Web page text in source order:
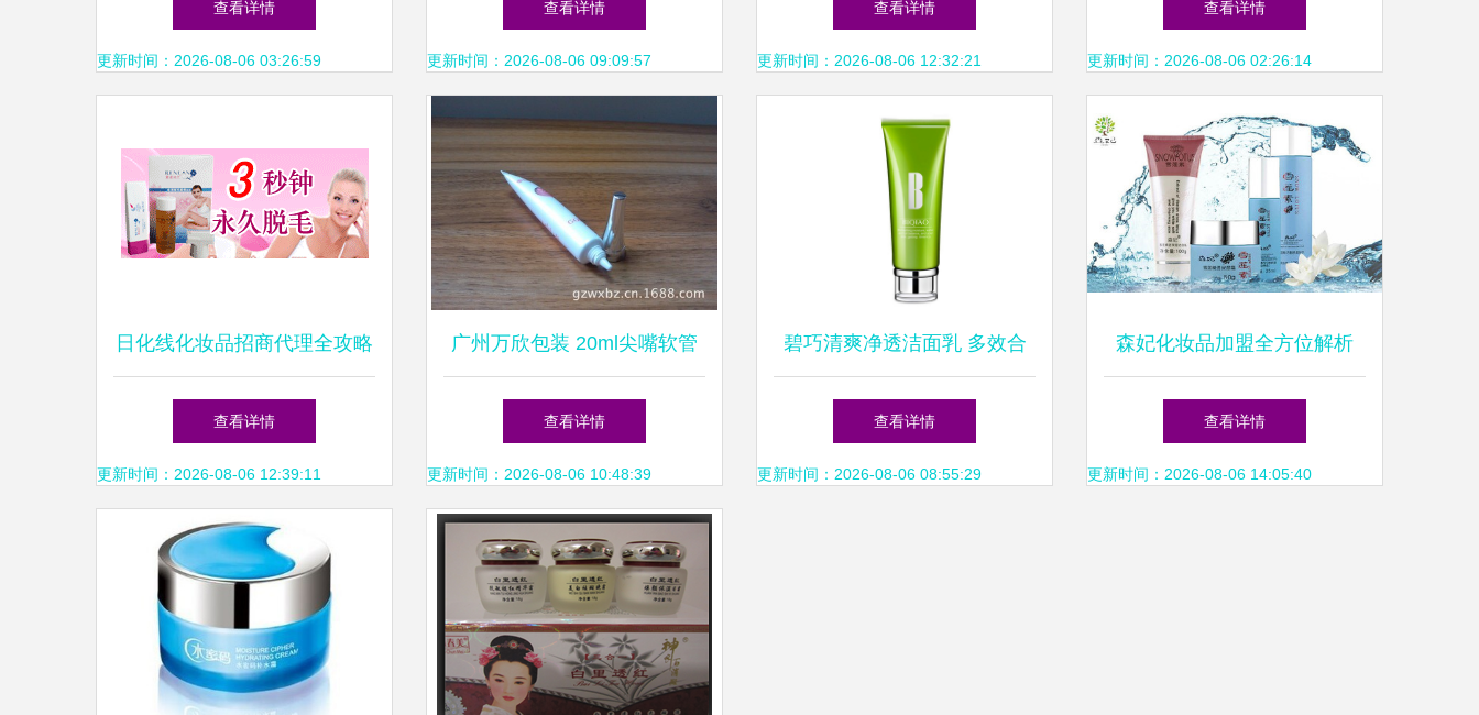
查看详情
更新时间：2026-08-06 03:26:59
查看详情
更新时间：2026-08-06 09:09:57
查看详情
更新时间：2026-08-06 12:32:21
查看详情
更新时间：2026-08-06 02:26:14
日化线化妆品招商代理全攻略
批发、加盟与连锁经营的机遇
与路径
查看详情
更新时间：2026-08-06 12:39:11
广州万欣包装 20ml尖嘴软管
OEM解决方案，助力化妆品
品牌高效市场铺货
查看详情
更新时间：2026-08-06 10:48:39
碧巧清爽净透洁面乳 多效合
一，开辟年青市场新思路
查看详情
更新时间：2026-08-06 08:55:29
森妃化妆品加盟全方位解析
费用、优势与加盟条件一览
查看详情
更新时间：2026-08-06 14:05:40